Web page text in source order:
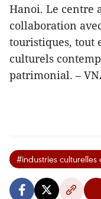
Hanoi. Le centre
collaboration
touristiques, tout
culturels
patrimonial. –
#industries culturelles